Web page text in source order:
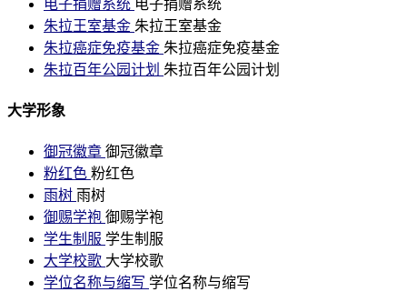
电子捐赠系统 电子捐赠系统
朱拉王室基金 朱拉王室基金
朱拉癌症免疫基金 朱拉癌症免疫基金
朱拉百年公园计划 朱拉百年公园计划
大学形象
御冠徽章 御冠徽章
粉红色 粉红色
雨树 雨树
御赐学袍 御赐学袍
学生制服 学生制服
大学校歌 大学校歌
学位名称与缩写 学位名称与缩写